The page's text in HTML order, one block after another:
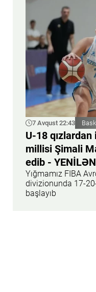
7 Avqust 22:43
U-18
millisi Şimali
edib -
Yığmamız FIBA
divizionunda 17-
başlayıb